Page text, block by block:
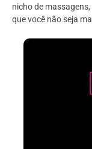
nicho de
que você não seja